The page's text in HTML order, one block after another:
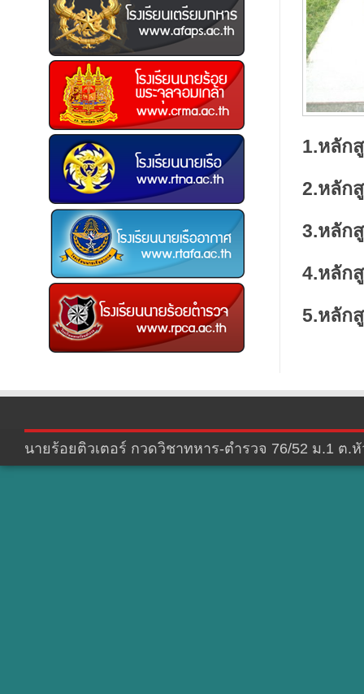
1.หลัก
2.หลัก
3.หลัก
4.หลัก
5.หลัก
นายร้อยติวเตอร์ กวดวิชาทหาร-ตำรวจ 76/52 ม.1 ต